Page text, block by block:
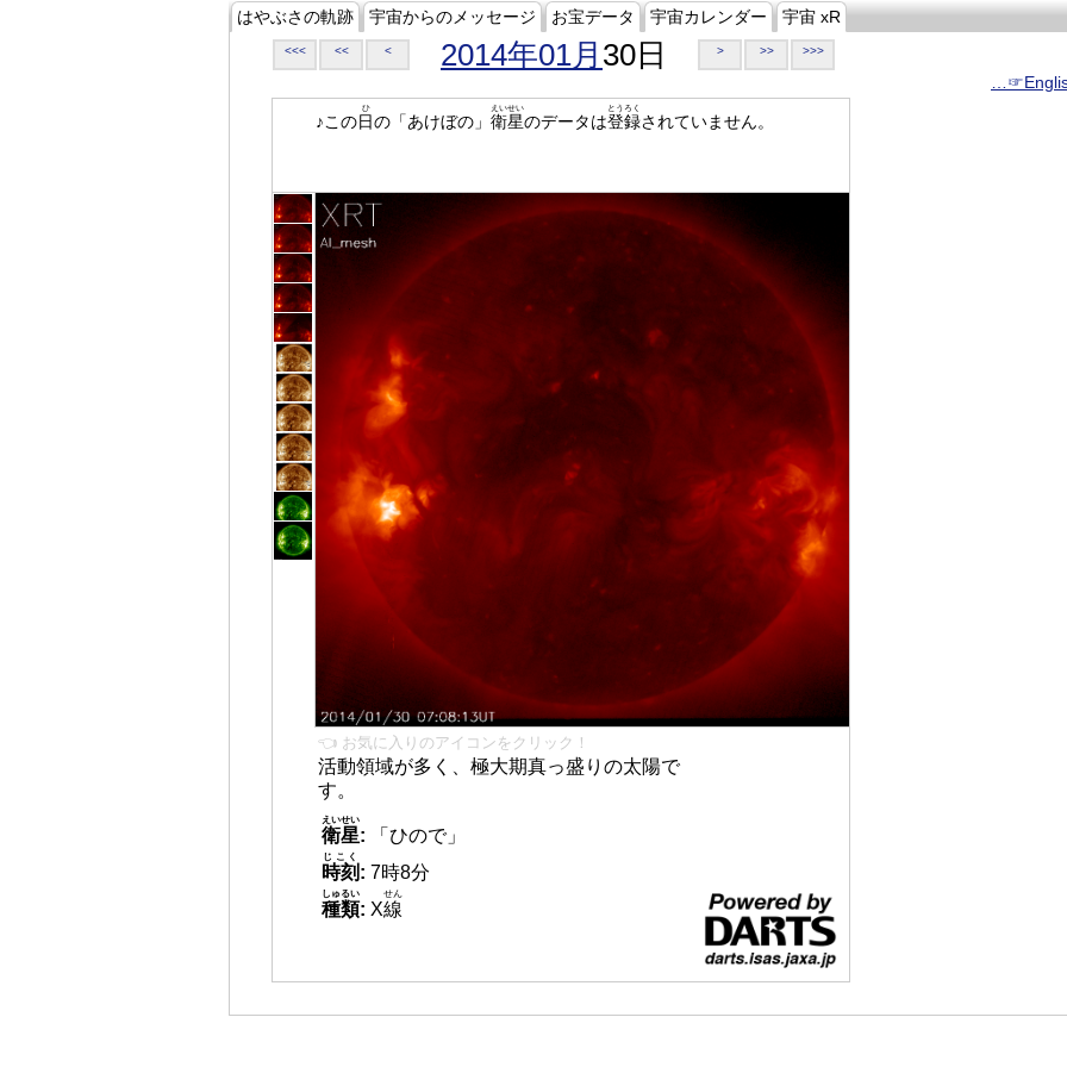
はやぶさの軌跡 宇宙からのメッセージ お宝データ 宇宙カレンダー 宇宙 xR
<<< << < 2014年01月 30日 > >> >>>
♪この日
ひ
の「あけぼの」 衛星
えいせい
のデータは登録
とうろく
されていません。
👈 お気に入りのアイコンをクリック！
活動領域が多く、極大期真っ盛りの太陽で
す。
衛星
えいせい
:
「ひので」
時刻
じこく
: 7時8分
種類
しゅるい
: X線
せん